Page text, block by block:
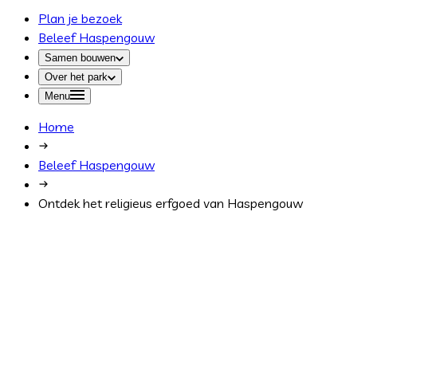
Plan je bezoek
Beleef Haspengouw
Samen bouwen
Over het park
Menu
Home
Beleef Haspengouw
Ontdek het religieus erfgoed van Haspengouw